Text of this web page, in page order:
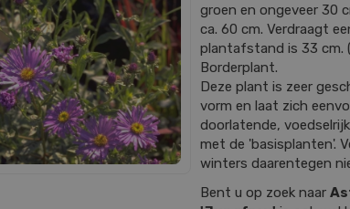
groen en ongeveer 30
ca. 60 cm. Verdraagt
plantafstand is 33 cm.
Borderplant.
Deze plant is zeer
vorm en laat zich
doorlatende,
met de 'basisplanten'.
winters daarentegen
Bent u op zoek naar